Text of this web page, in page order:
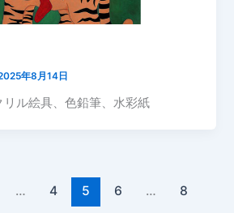
年8月14日
ル絵具、色鉛筆、水彩紙
… 4 5 6 …
8